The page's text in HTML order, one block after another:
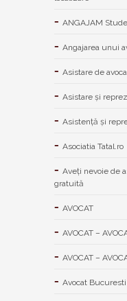
ANGAJAM
Angajarea unui
Asistare de
Asistare și
Asistență și
Asociatia Tatal.ro
Aveţi nevoie de
gratuită
AVOCAT
AVOCAT –
AVOCAT –
Avocat Bucuresti